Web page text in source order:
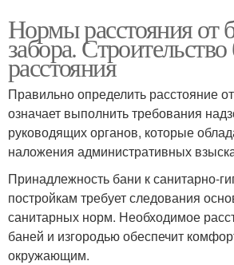
Нормы расстояния от
забора.
расстояния
Правильно определить расстояние
означает выполнить требования
руководящих органов, которые
наложения административных
Принадлежность бани к санитарно-
постройкам требует следования
санитарных норм. Необходимое
баней и изгородью обеспечит
окружающим.